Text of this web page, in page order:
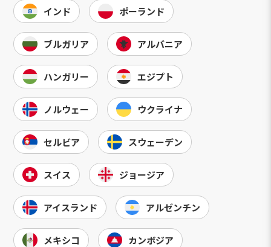
インド ポーランド
ブルガリア アルバニア
ハンガリー エジプト
ノルウェー ウクライナ
セルビア スウェーデン
スイス ジョージア
アイスランド アルゼンチン
メキシコ カンボジア